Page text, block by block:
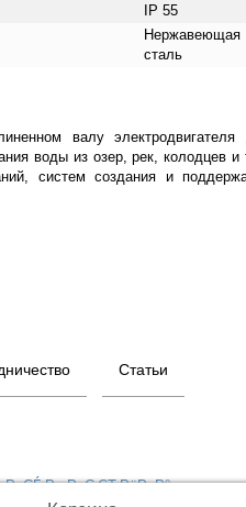
IP 55
Нержавеющая
сталь
валу электродвигателя
воды из озер, рек, колодцев и
систем создания и
Статьи